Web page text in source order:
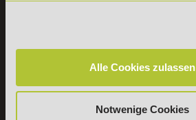
Alle Cookies zulassen
Notwenige Cookies
Studieninfos
Fördermöglichkeiten
Bildungsgutschein
Digitales Lernen
Intelligenz
Marketing und